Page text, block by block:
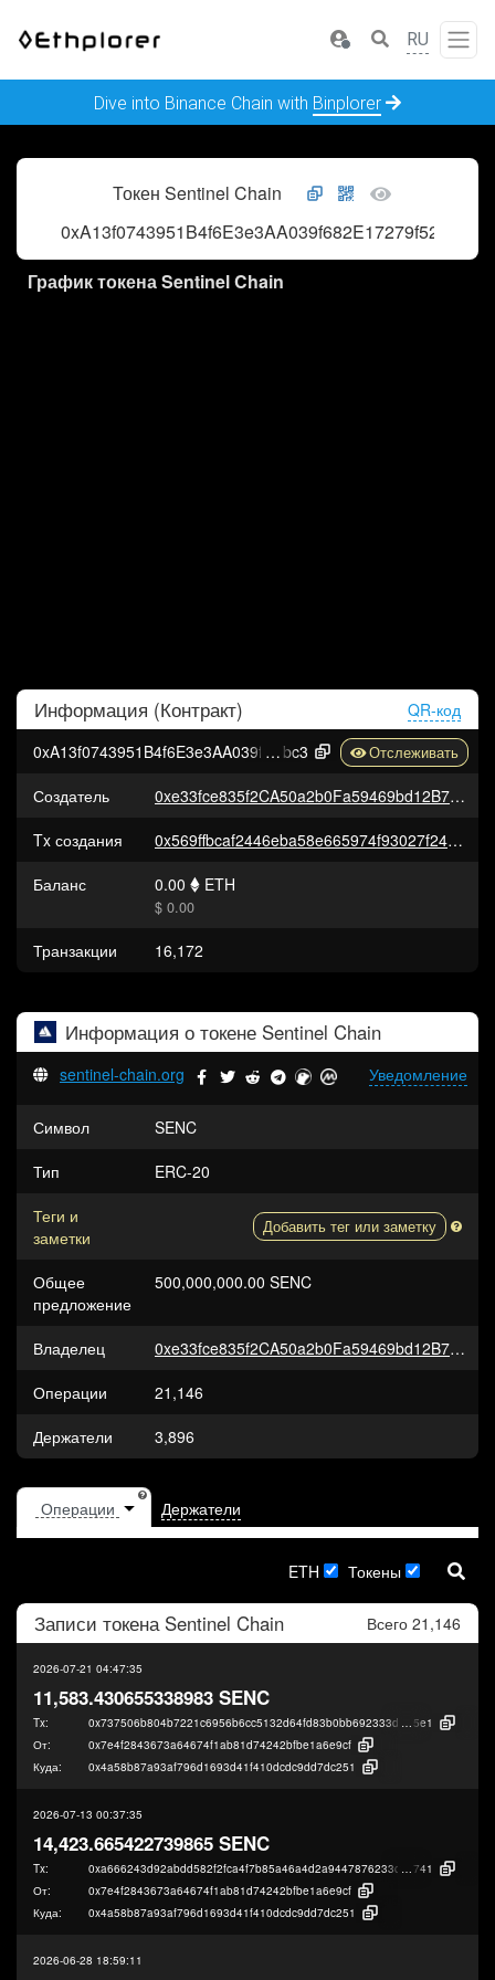
RU
Dive into Binance Chain with Binplorer
Токен Sentinel Chain
0xA13f0743951B4f6E3e3AA039f682E17279f52bc3
График токена Sentinel Chain
Информация (Контракт)
QR-код
0xA13f0743951B4f6E3e3AA039f682E17279f52
bc3
Создатель
0xe33fce835f2CA50a2b0Fa59469bd12B7fDCD10DF
Tx создания
0x569ffbcaf2446eba58e665974f93027f24c4d8c7720a2c363313ce9c99ea223c
Баланс
0.00 ETH
$ 0.00
Транзакции 16,172
Информация о токене Sentinel Chain
Уведомление
sentinel-chain.org
Символ
SENC
Тип
ERC-20
Теги и
заметки
Добавить тег или заметку
Общее
предложение
500,000,000.00 SENC
Владелец
0xe33fce835f2CA50a2b0Fa59469bd12B7fDCD10DF
Операции
21,146
Держатели
3,896
Держатели
ETH Токены
Записи токена Sentinel Chain Всего 21,146
2026-07-21 04:47:35
11,583.430655338983 SENC
Tx: 0x737506b804b7221c6956b6cc5132d64fd83b0bb692333d3f9ea0e488cfd0e
5e1
От:
0x7e4f2843673a64674f1ab81d74242bfbe1a6e9cf
Куда:
0x4a58b87a93af796d1693d41f410dcdc9dd7dc251
2026-07-13 00:37:35
14,423.665422739865 SENC
Tx: 0xa666243d92abdd582f2fca4f7b85a46a4d2a9447876233c3b21a4cbe03915
741
От:
0x7e4f2843673a64674f1ab81d74242bfbe1a6e9cf
Куда:
0x4a58b87a93af796d1693d41f410dcdc9dd7dc251
2026-06-28 18:59:11